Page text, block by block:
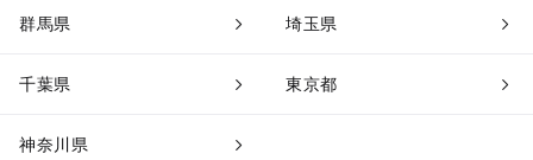
群馬県 埼玉県
千葉県 東京都
神奈川県